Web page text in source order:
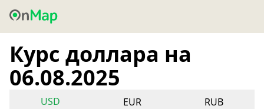
Курс доллара на
06.08.2025
USD EUR
RUB